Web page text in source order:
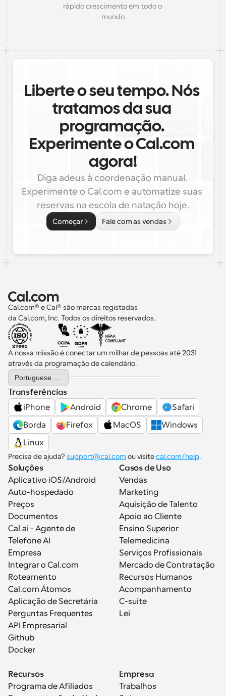
rápido crescimento em todo o
mundo
Liberte o seu tempo. Nós
tratamos da sua
programação.
Experimente o Cal.com
agora!
Diga adeus à coordenação manual.
Experimente o Cal.com e automatize suas
reservas na escola de natação hoje.
Começar Fale com as vendas
Cal.com® e Cal® são marcas registadas
da Cal.com, Inc. Todos os direitos reservados.
A nossa missão é conectar um milhar de pessoas até 2031
através da programação de calendário.
Select Language
Transferências
iPhone
Android Chrome
Safari
Borda
Firefox MacOS
Windows
Linux
Precisa de ajuda? support@cal.com ou visite cal.com/help.
Soluções
Aplicativo iOS/Android
Auto-hospedado
Preços
Documentos
Cal.ai - Agente de
Telefone AI
Empresa
Integrar o Cal.com
Roteamento
Cal.com Átomos
Aplicação de Secretária
Perguntas Frequentes
API Empresarial
Github
Docker
Casos de Uso
Vendas
Marketing
Aquisição de Talento
Apoio ao Cliente
Ensino Superior
Telemedicina
Serviços Profissionais
Mercado de Contratação
Recursos Humanos
Acompanhamento
C-suite
Lei
Recursos
Programa de Afiliados
Empresa
Trabalhos